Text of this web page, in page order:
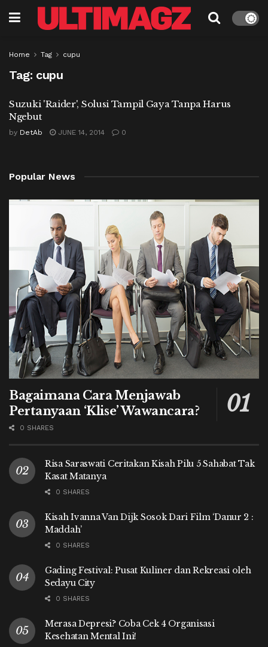
Home Tag cupu
Tag: cupu
Suzuki 'Raider', Solusi Tampil Gaya Tanpa Harus
Ngebut
by DetAb JUNE 14, 2014 0
Popular News
Bagaimana Cara Menjawab
Pertanyaan ‘Klise’ Wawancara?
0 SHARES
Risa Saraswati Ceritakan Kisah Pilu 5 Sahabat Tak
Kasat Matanya
0 SHARES
Kisah Ivanna Van Dijk Sosok Dari Film ‘Danur 2 :
Maddah’
0 SHARES
Gading Festival: Pusat Kuliner dan Rekreasi oleh
Sedayu City
0 SHARES
Merasa Depresi? Coba Cek 4 Organisasi
Kesehatan Mental Ini!